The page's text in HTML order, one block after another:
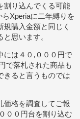
割り込んでくる可能
Xperiaに二年縛りを
購入金額と同じく
思います。
には４０,０００円で
で落札された商品も
きると言うものでは
価格を調査してご報
００円台を割り込む